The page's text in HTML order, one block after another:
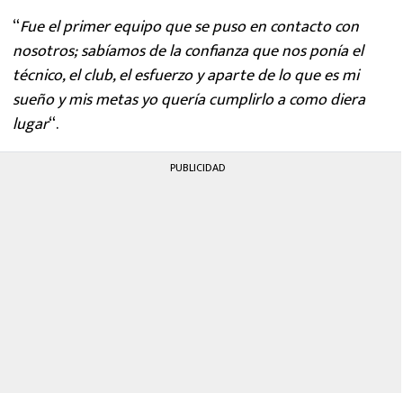
“Fue el primer equipo que se puso en contacto con
nosotros; sabíamos de la confianza que nos ponía el
técnico, el club, el esfuerzo y aparte de lo que es mi
sueño y mis metas yo quería cumplirlo a como diera
lugar“.
PUBLICIDAD